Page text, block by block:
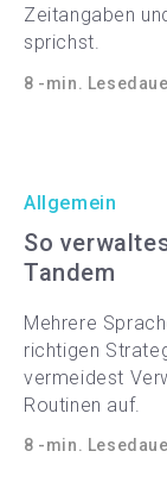
Zeitangaben
sprichst.
8 -min.
Allgemein
So
Tandem
Mehrere
richtigen
vermeidest
Routinen auf.
8 -min.